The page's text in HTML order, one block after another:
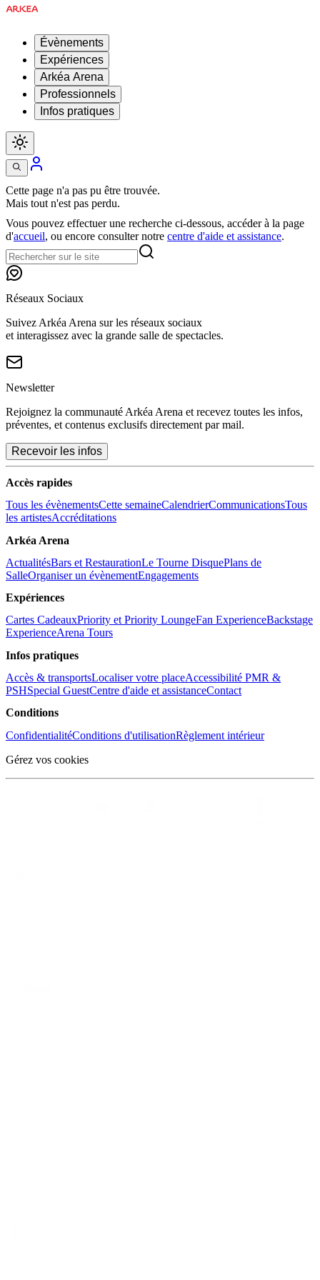
Évènements
Expériences
Arkéa Arena
Professionnels
Infos pratiques
Cette page n'a pas pu être trouvée.
Mais tout n'est pas perdu.
Vous pouvez effectuer une recherche ci-dessous, accéder à la page
d'accueil, ou encore consulter notre centre d'aide et assistance.
Réseaux Sociaux
Suivez Arkéa Arena sur les réseaux sociaux
et interagissez avec la grande salle de spectacles.
Newsletter
Rejoignez la communauté Arkéa Arena et recevez toutes les infos,
préventes, et contenus exclusifs directement par mail.
Recevoir les infos
Accès rapides
Tous les évènementsCette semaineCalendrierCommunicationsTous
les artistesAccréditations
Arkéa Arena
ActualitésBars et RestaurationLe Tourne DisquePlans de
SalleOrganiser un évènementEngagements
Expériences
Cartes CadeauxPriority et Priority LoungeFan ExperienceBackstage
ExperienceArena Tours
Infos pratiques
Accès & transportsLocaliser votre placeAccessibilité PMR &
PSHSpecial GuestCentre d'aide et assistanceContact
Conditions
ConfidentialitéConditions d'utilisationRèglement intérieur
Gérez vos cookies